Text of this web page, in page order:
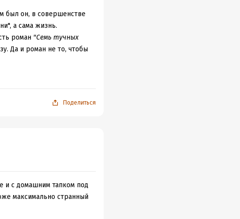
был он, в совершенстве
а сама жизнь.
роман "Семь тучных
Да и роман не то, чтобы
сегодня. Словесные
больше имеет
комнату в обществе
настаивает на Дне
- предприниматель
Поделиться
и с домашним тапком под
максимально странный